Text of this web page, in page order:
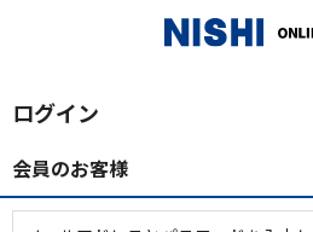
ログイン
会員のお客様